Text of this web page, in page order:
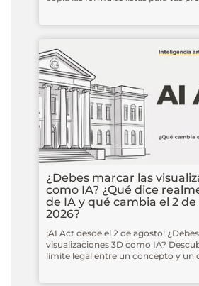
¿Debes marcar las
como IA? ¿Qué dice
de IA y qué cambia el 2
2026?
¡AI Act desde el 2 de agosto!
visualizaciones 3D como IA?
límite legal entre un concepto y un